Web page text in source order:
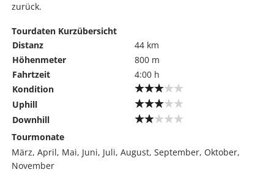
zurück.
Tourdaten Kurzübersicht
Distanz
44 km
Höhenmeter
800 m
Fahrtzeit
4:00 h
Kondition
Uphill
Downhill
Tourmonate
März, April, Mai, Juni, Juli, August, September, Oktober,
November